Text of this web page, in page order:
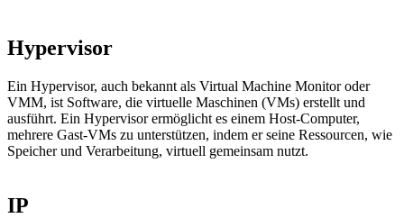
Hypervisor
Ein Hypervisor, auch bekannt als Virtual Machine Monitor oder
VMM, ist Software, die virtuelle Maschinen (VMs) erstellt und
ausführt. Ein Hypervisor ermöglicht es einem Host-Computer,
mehrere Gast-VMs zu unterstützen, indem er seine Ressourcen, wie
Speicher und Verarbeitung, virtuell gemeinsam nutzt.
IP